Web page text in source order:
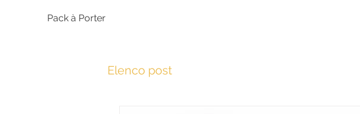
Pack à Porter
Elenco post